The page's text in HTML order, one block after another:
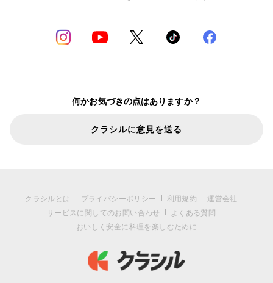
何かお気づきの点はありますか？
クラシルに意見を送る
クラシルとは プライバシーポリシー 利用規約
運営会社
サービスに関してのお問い合わせ
よくある質問
おいしく安全に料理を楽しむために